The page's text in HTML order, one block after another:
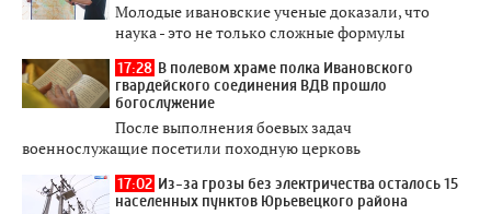
Молодые ивановские ученые доказали, что
наука - это не только сложные формулы
17:28 В полевом храме полка Ивановского
гвардейского соединения ВДВ прошло
богослужение
После выполнения боевых задач
военнослужащие посетили походную церковь
17:02 Из-за грозы без электричества осталось 15
населенных пунктов Юрьевецкого района